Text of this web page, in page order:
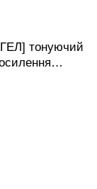
тонуючий
250 мл